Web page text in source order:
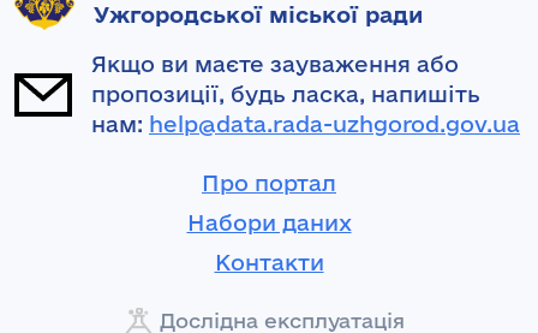
Ужгородської міської ради
Якщо ви маєте зауваження або
пропозиції, будь ласка, напишіть
нам: help@data.rada-uzhgorod.gov.ua
Про портал
Набори даних
Контакти
Дослідна експлуатація